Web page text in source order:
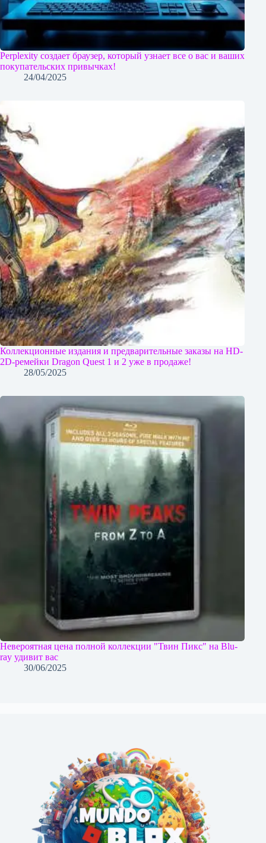
Perplexity создает браузер, который узнает все о вас и ваших
покупательских привычках!
24/04/2025
Коллекционные издания и предварительные заказы на HD-
2D-ремейки Dragon Quest 1 и 2 уже в продаже!
28/05/2025
Невероятная цена полной коллекции "Твин Пикс" на Blu-
ray удивит вас
30/06/2025